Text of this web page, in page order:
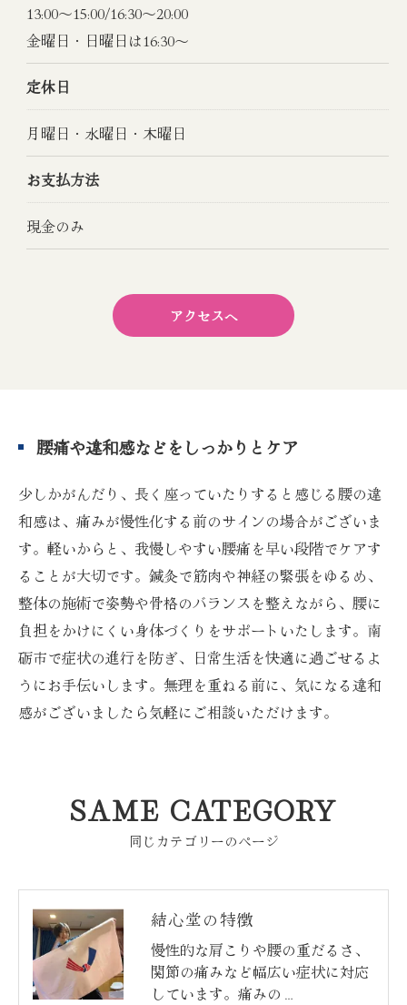
13:00～15:00/16:30～20:00
金曜日・日曜日は16:30～
定休日
月曜日・水曜日・木曜日
お支払方法
現金のみ
アクセスへ
腰痛や違和感などをしっかりとケア
少しかがんだり、長く座っていたりすると感じる腰の違
和感は、痛みが慢性化する前のサインの場合がございま
す。軽いからと、我慢しやすい腰痛を早い段階でケアす
ることが大切です。鍼灸で筋肉や神経の緊張をゆるめ、
整体の施術で姿勢や骨格のバランスを整えながら、腰に
負担をかけにくい身体づくりをサポートいたします。南
砺市で症状の進行を防ぎ、日常生活を快適に過ごせるよ
うにお手伝いします。無理を重ねる前に、気になる違和
感がございましたら気軽にご相談いただけます。
同じカテゴリーのページ
SAME CATEGORY
結心堂の特徴
慢性的な肩こりや腰の重だるさ、
関節の痛みなど幅広い症状に対応
しています。痛みの…